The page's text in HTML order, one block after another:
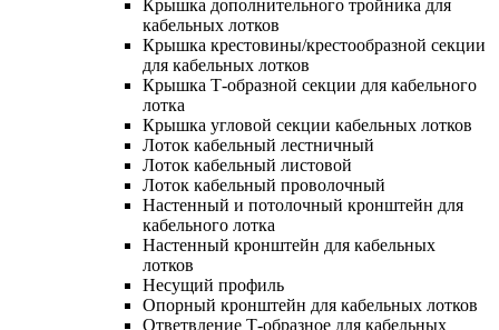
Крышка дополнительного тройника для
кабельных лотков
Крышка крестовины/крестообразной секции
для кабельных лотков
Крышка Т-образной секции для кабельного
лотка
Крышка угловой секции кабельных лотков
Лоток кабельный лестничный
Лоток кабельный листовой
Лоток кабельный проволочный
Настенный и потолочный кронштейн для
кабельного лотка
Настенный кронштейн для кабельных
лотков
Несущий профиль
Опорный кронштейн для кабельных лотков
Ответвление Т-образное для кабельных